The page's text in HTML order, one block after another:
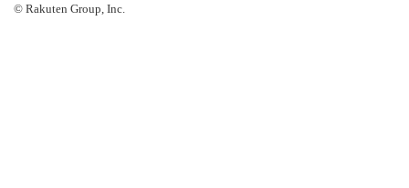
© Rakuten Group, Inc.